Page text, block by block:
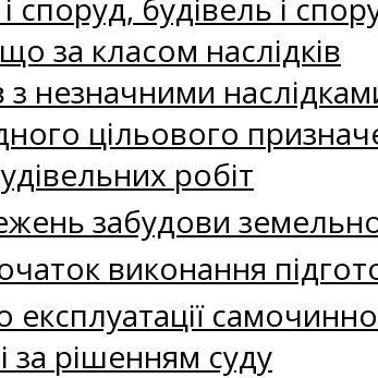
споруд, будівель і
за класом наслідків
з незначними
цільового
робіт
забудови
виконання
експлуатації
за рішенням суду